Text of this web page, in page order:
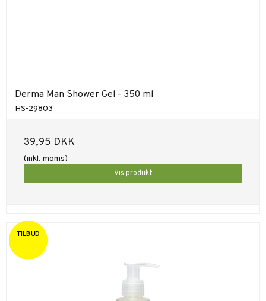
Derma Man Shower Gel - 350 ml
HS-29803
39,95 DKK
(inkl. moms)
Vis produkt
TILBUD